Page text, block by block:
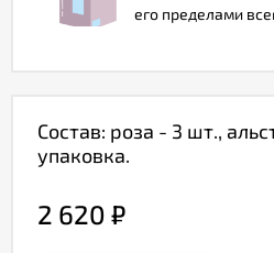
его пределами
Состав: роза - 3 шт.,
упаковка.
2 620 ₽